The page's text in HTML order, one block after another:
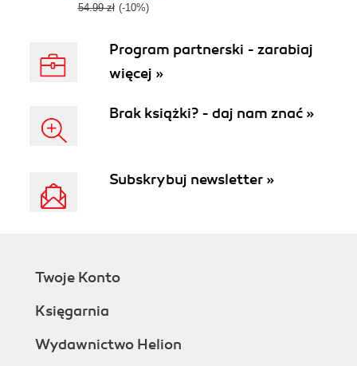
54.99 zł (-10%)
Program partnerski - zarabiaj
więcej »
Brak książki? - daj nam znać »
Subskrybuj newsletter »
Twoje Konto
Księgarnia
Wydawnictwo Helion